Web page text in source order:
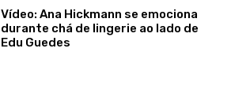
Vídeo: Ana Hickmann se emociona
durante chá de lingerie ao lado de
Edu Guedes